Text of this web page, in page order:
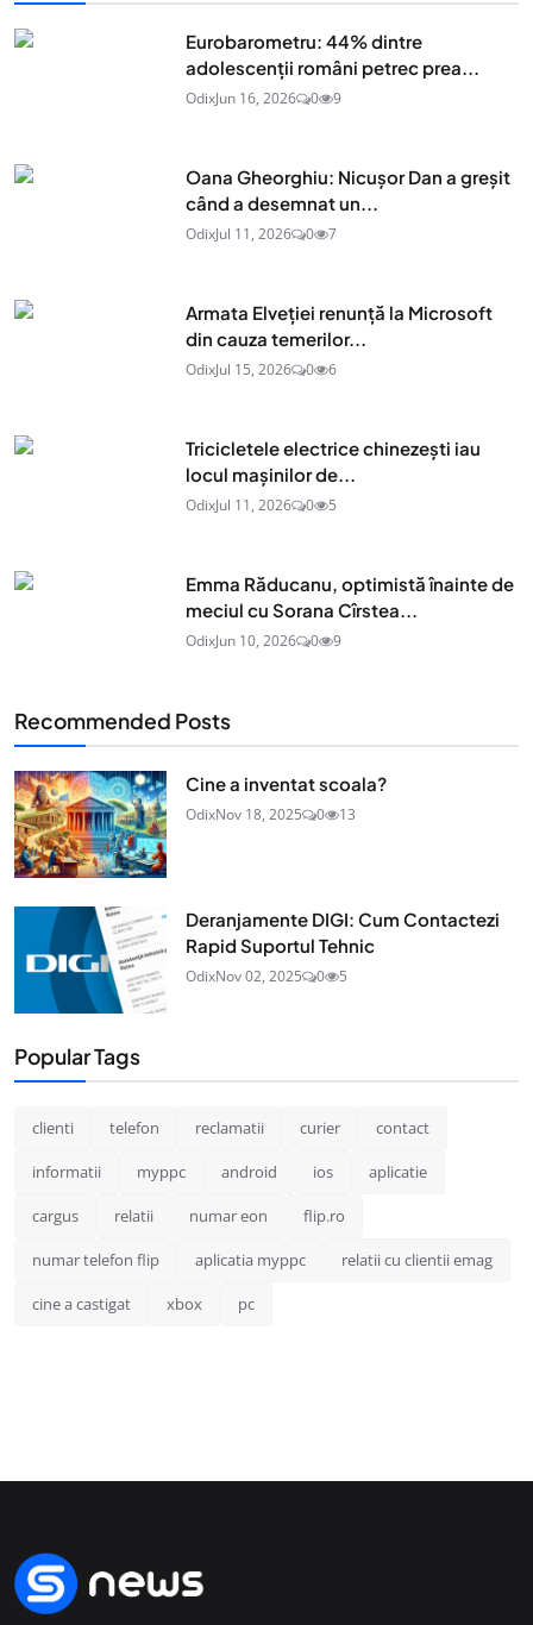
Eurobarometru: 44% dintre
adolescenţii români petrec prea...
OdixJun 16, 2026 0 9
Oana Gheorghiu: Nicușor Dan a greșit
când a desemnat un...
OdixJul 11, 2026 0 7
Armata Elveției renunță la Microsoft
din cauza temerilor...
OdixJul 15, 2026 0 6
Tricicletele electrice chinezești iau
locul mașinilor de...
OdixJul 11, 2026 0 5
Emma Răducanu, optimistă înainte de
meciul cu Sorana Cîrstea...
OdixJun 10, 2026 0 9
Recommended Posts
Cine a inventat scoala?
OdixNov 18, 2025 0 13
Deranjamente DIGI: Cum Contactezi
Rapid Suportul Tehnic
OdixNov 02, 2025 0 5
Popular Tags
clienti telefon reclamatii curier contact
informatii myppc android ios aplicatie
cargus relatii numar eon flip.ro
numar telefon flip aplicatia myppc relatii cu clientii emag
cine a castigat xbox pc